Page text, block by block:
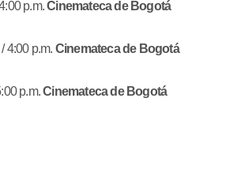
p.m.Cinemateca de Bogotá
4:00 p.m. Cinemateca de Bogotá
p.m.Cinemateca de Bogotá